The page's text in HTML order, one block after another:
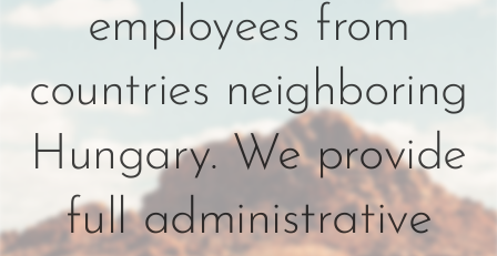
employees from
countries neighboring
Hungary. We provide
full administrative